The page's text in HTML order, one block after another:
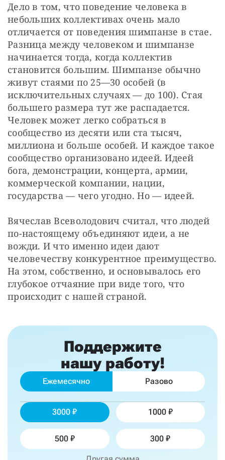
Дело в том, что поведение человека в
небольших коллективах очень мало
отличается от поведения шимпанзе в стае.
Разница между человеком и шимпанзе
начинается тогда, когда коллектив
становится большим. Шимпанзе обычно
живут стаями по 25—30 особей (в
исключительных случаях — до 100). Стая
большего размера тут же распадается.
Человек может легко собраться в
сообщество из десяти или ста тысяч,
миллиона и больше особей. И каждое такое
сообщество организовано идеей. Идеей
бога, демонстрации, концерта, армии,
коммерческой компании, нации,
государства — чего угодно. Но — идеей.
Вячеслав Всеволодович считал, что людей
по-настоящему объединяют идеи, а не
вожди. И что именно идеи дают
человечеству конкурентное преимущество.
На этом, собственно, и основывалось его
глубокое отчаяние при виде того, что
происходит с нашей страной.
Поддержите
нашу работу!
Ежемесячно Разово
3000 1000
500 300